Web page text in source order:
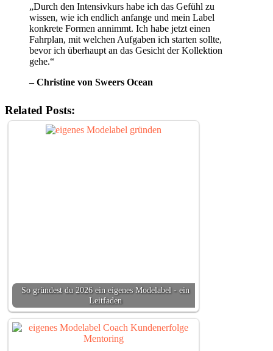
„Durch den Intensivkurs habe ich das Gefühl zu
wissen, wie ich endlich anfange und mein Label
konkrete Formen annimmt. Ich habe jetzt einen
Fahrplan, mit welchen Aufgaben ich starten sollte,
bevor ich überhaupt an das Gesicht der Kollektion
gehe.“
– Christine von Sweers Ocean
Related Posts:
So gründest du 2026 ein eigenes Modelabel - ein
Leitfaden